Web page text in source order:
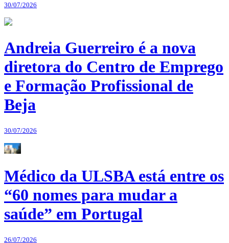
30/07/2026
Andreia Guerreiro é a nova
diretora do Centro de Emprego
e Formação Profissional de
Beja
30/07/2026
Médico da ULSBA está entre os
“60 nomes para mudar a
saúde” em Portugal
26/07/2026